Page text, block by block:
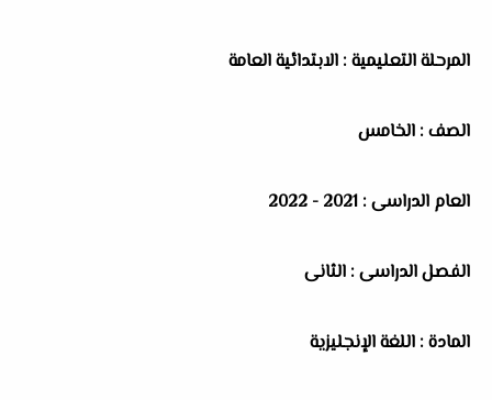
المرحلة التعليمية : الابتدائية العامة
الصف : الخامس
العام الدراسى : 2021 - 2022
الفصل الدراسى : الثانى
المادة : اللغة الإنجليزية